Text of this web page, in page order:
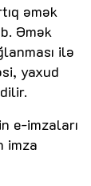
əmək
Əmək
ilə
yaxud
e-imzaları
imza